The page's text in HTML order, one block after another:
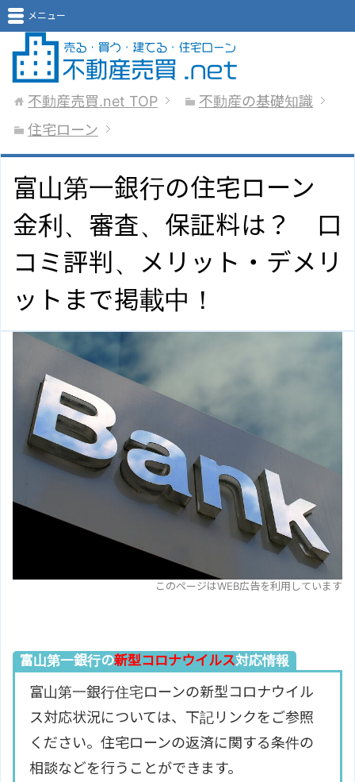
メニュー
不動産売買.net TOP
不動産の基礎知識
住宅ローン
富山第一銀行の住宅ローン
金利、審査、保証料は？ 口
コミ評判、メリット・デメリ
ットまで掲載中！
このページはWEB広告を利用しています
富山第一銀行の新型コロナウイルス対応情報
富山第一銀行住宅ローンの新型コロナウイル
ス対応状況については、下記リンクをご参照
ください。住宅ローンの返済に関する条件の
相談などを行うことができます。